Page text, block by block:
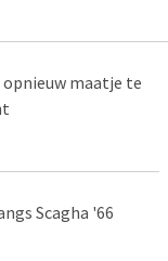
opnieuw maatje te
Scagha '66